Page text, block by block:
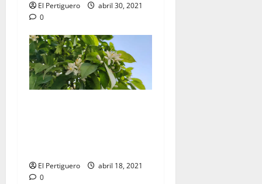
El Pertiguero
abril 30, 2021
0
El Pertiguero
abril 18, 2021
0